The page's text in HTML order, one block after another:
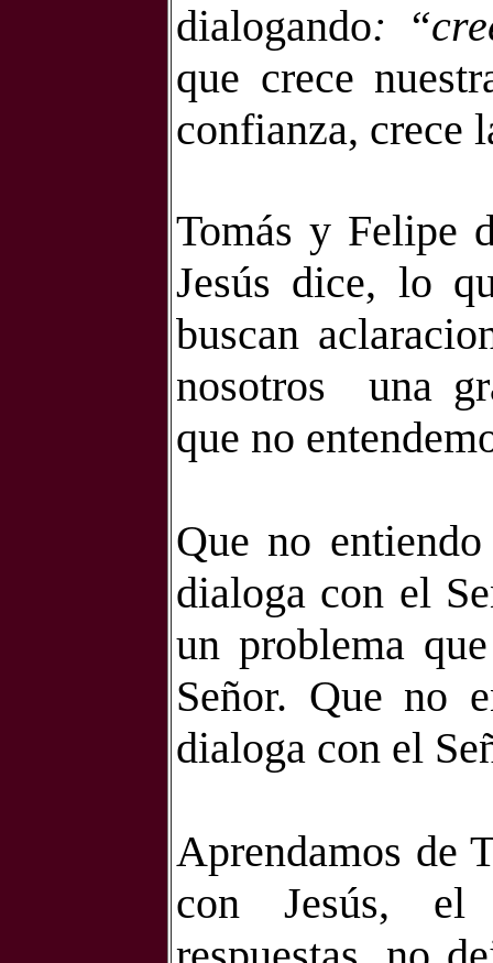
dialogando:
que crece
confianza, crece
Tomás y Felipe
Jesús dice, lo
buscan
nosotros
una
que no
Que no
dialoga con el
un problema
Señor. Que no
dialoga con el
Aprendamos de
con Jesús, el